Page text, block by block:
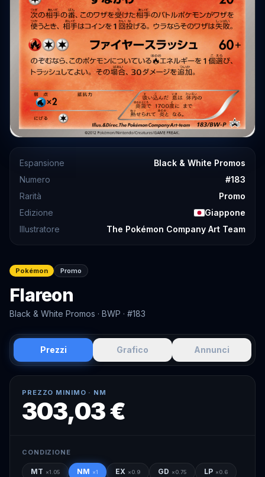
Espansione
Black & White Promos
Numero
#183
Rarità
Promo
Edizione
Giappone
Illustratore
The Pokémon Company Art Team
Pokémon Promo
Flareon
Black & White Promos · BWP · #183
Prezzi Grafico Annunci
PREZZO MINIMO · NM
303,03 €
CONDIZIONE
MT ×1.05 NM ×1 EX ×0.9 GD ×0.75 LP ×0.6